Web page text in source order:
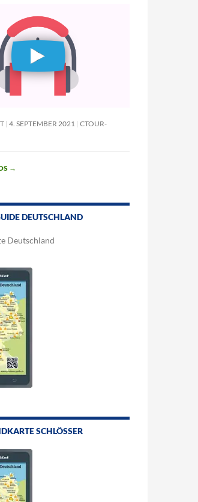
4. SEPTEMBER 2021
CTOUR-
→
DEUTSCHLAND
Deutschland
SCHLÖSSER